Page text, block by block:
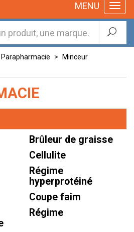
MENU
Parapharmacie
Minceur
Brûleur de graisse
Cellulite
Régime
hyperprotéiné
Coupe faim
Régime